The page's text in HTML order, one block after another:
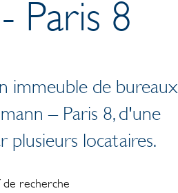
Paris 8
immeuble de bureaux
– Paris 8, d'une
plusieurs locataires.
de recherche